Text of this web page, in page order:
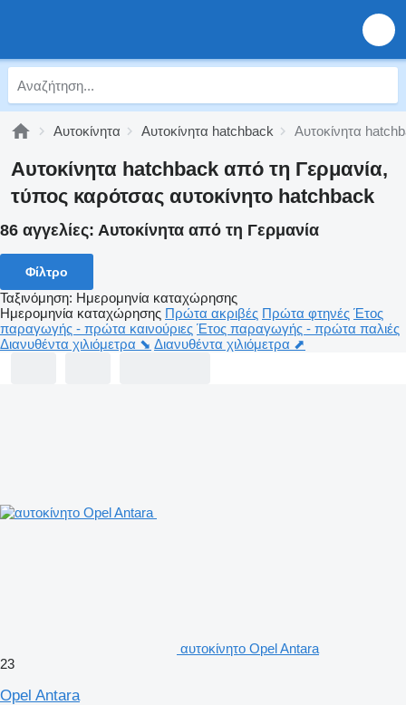
Αυτοκίνητα Αυτοκίνητα hatchback Αυτοκίνητα
Αυτοκίνητα hatchback από τη Γερμανία,
τύπος καρότσας αυτοκίνητο hatchback
86 αγγελίες: Αυτοκίνητα από τη Γερμανία
Φίλτρο
Ταξινόμηση: Ημερομηνία καταχώρησης
Ημερομηνία καταχώρησης Πρώτα ακριβές Πρώτα φτηνές Έτος
παραγωγής - πρώτα καινούριες Έτος παραγωγής - πρώτα παλιές
Διανυθέντα χιλιόμετρα ⬊ Διανυθέντα χιλιόμετρα ⬈
αυτοκίνητο Opel Antara
23
Opel Antara